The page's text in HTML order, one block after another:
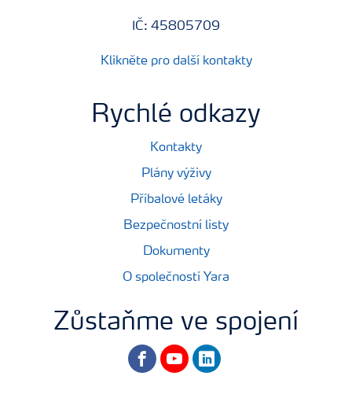
IČ: 45805709
Klikněte pro další kontakty
Rychlé odkazy
Kontakty
Plány výživy
Příbalové letáky
Bezpečnostní listy
Dokumenty
O společnosti Yara
Zůstaňme ve spojení
facebookyoutubelinkedin